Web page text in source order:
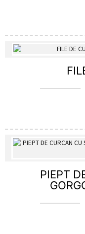
PIEPT